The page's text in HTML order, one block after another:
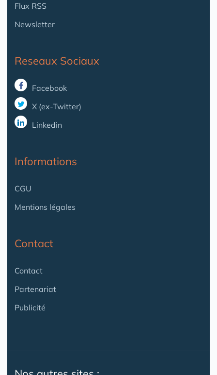
Flux RSS
Newsletter
Reseaux Sociaux
Facebook
X (ex-Twitter)
Linkedin
Informations
CGU
Mentions légales
Contact
Contact
Partenariat
Publicité